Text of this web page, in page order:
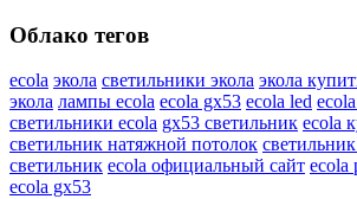
Облако тегов
ecola экола светильники экола экола
экола лампы ecola ecola gx53 ecola led
светильники ecola gx53 светильник ecola
светильник натяжной потолок
светильник ecola официальный сайт ecola
ecola gx53